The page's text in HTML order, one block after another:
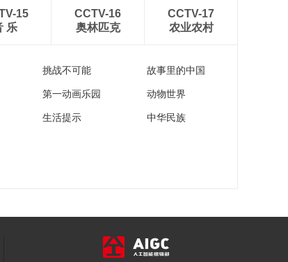
15
乐
CCTV-16
奥林匹克
CCTV-17
农业农村
挑战不可能 故事里的中国
第一动画乐园 动物世界
生活提示 中华民族